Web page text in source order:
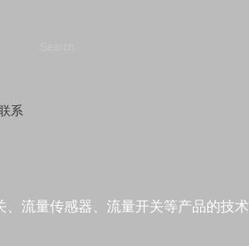
流量传感器、流量开关等产品的技术